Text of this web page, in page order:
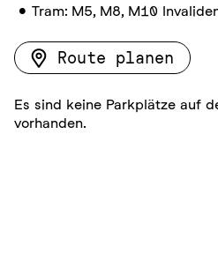
Tram: M5, M8, M10
Route planen
Es sind keine Parkplätze auf
vorhanden.